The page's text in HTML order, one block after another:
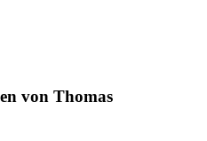
von Thomas